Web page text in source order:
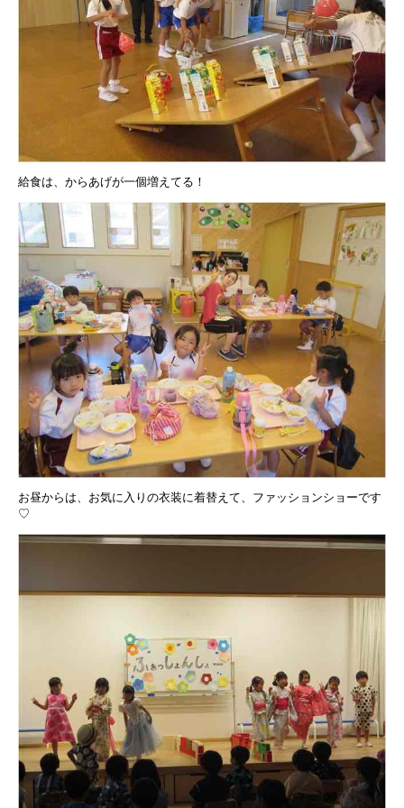
給食は、からあげが一個増えてる！
お昼からは、お気に入りの衣装に着替えて、ファッションショーです
♡